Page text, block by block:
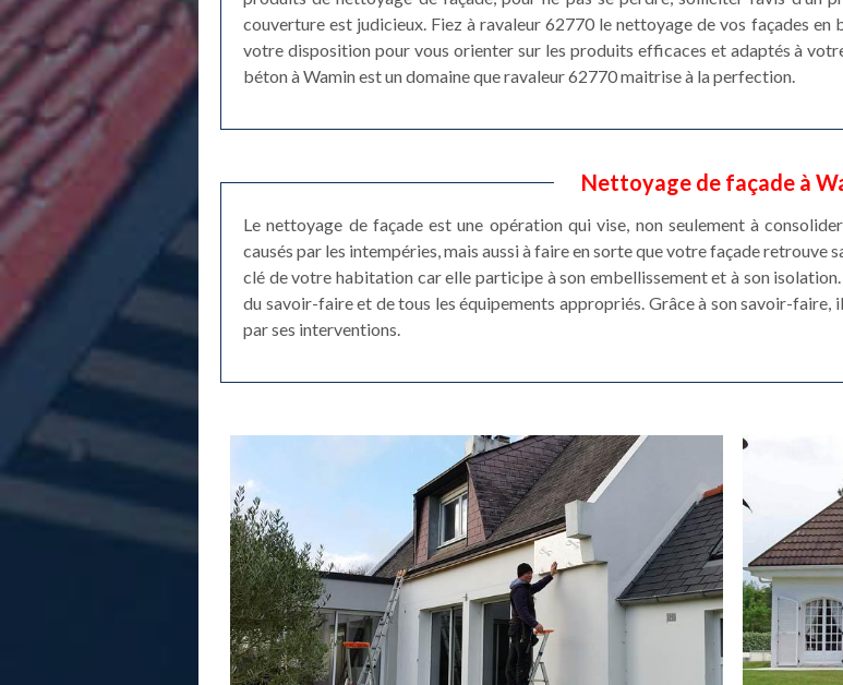
couverture est judicieux. Fiez à ravaleur 62770 le nettoyage de vos façades
votre disposition pour vous orienter sur les produits efficaces et adaptés à
béton à Wamin est un domaine que ravaleur 62770 maitrise à la perfection.
Nettoyage de façade à
Le nettoyage de façade est une opération qui vise, non seulement à
causés par les intempéries, mais aussi à faire en sorte que votre façade retrouve
clé de votre habitation car elle participe à son embellissement et à son
du savoir-faire et de tous les équipements appropriés. Grâce à son savoir-faire,
par ses interventions.